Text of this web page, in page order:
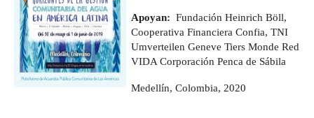
Apoyan: Fundación Heinrich Böll,
Cooperativa Financiera Confia, TNI
Umverteilen Geneve Tiers Monde Red
VIDA Corporación Penca de Sábila
Medellín, Colombia, 2020